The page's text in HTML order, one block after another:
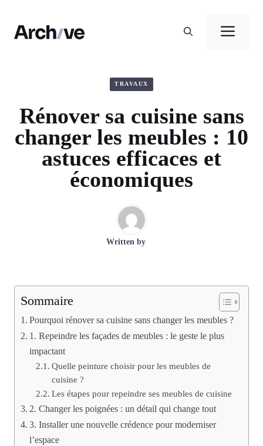
contenu
TRAVAUX
Rénover sa cuisine sans
changer les meubles : 10
astuces efficaces et
économiques
Written by
Sommaire
Pourquoi rénover sa cuisine sans changer les meubles ?
1. Repeindre les façades de meubles : le geste le plus
impactant
Quelle peinture choisir pour les meubles de
cuisine ?
Les étapes pour repeindre ses meubles de cuisine
2. Changer les poignées : un détail qui change tout
3. Installer une nouvelle crédence pour moderniser
l’espace